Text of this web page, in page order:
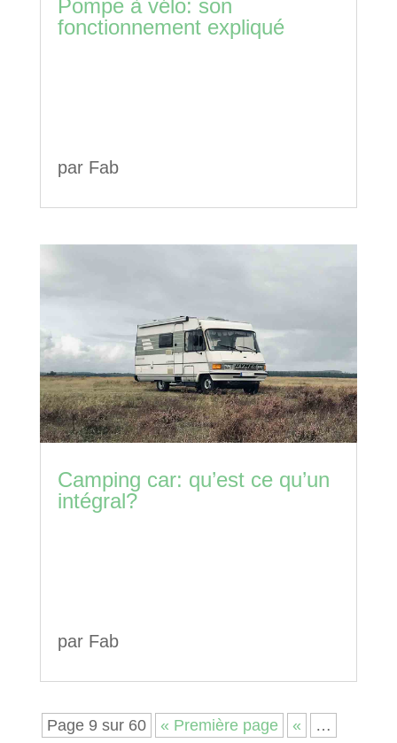
Pompe à vélo: son
fonctionnement expliqué
par Fab
Camping car: qu’est ce qu’un
intégral?
par Fab
Page 9 sur 60 « Première page «
…